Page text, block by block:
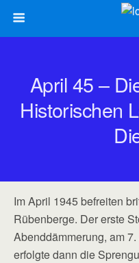
April 45 –
Historischen
Im April 1945 befreiten
Rübenberge. Der erste
Abenddämmerung, am
erfolgte dann die